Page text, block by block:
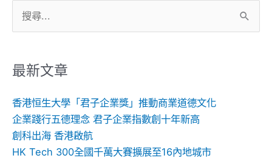
尋
鍵
最新文章
香港恒生大學「君子企業獎」推動商業道德文化
企業踐行五德理念 君子企業指數創十年新高
創科出海 香港啟航
HK Tech 300全國千萬大賽擴展至16內地城市